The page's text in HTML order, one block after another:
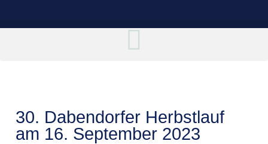
30. Dabendorfer Herbstlauf
am 16. September 2023